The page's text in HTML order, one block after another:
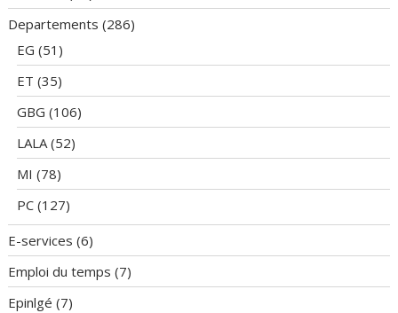
Departements (286)
EG (51)
ET (35)
GBG (106)
LALA(52)
MI (78)
PC (127)
E-services (6)
Emploi du temps (7)
Epinlgé (7)